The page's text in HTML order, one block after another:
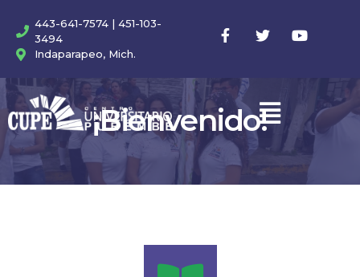
443-641-7574 | 451-103-
3494
Indaparapeo, Mich.
¡Bienvenido!